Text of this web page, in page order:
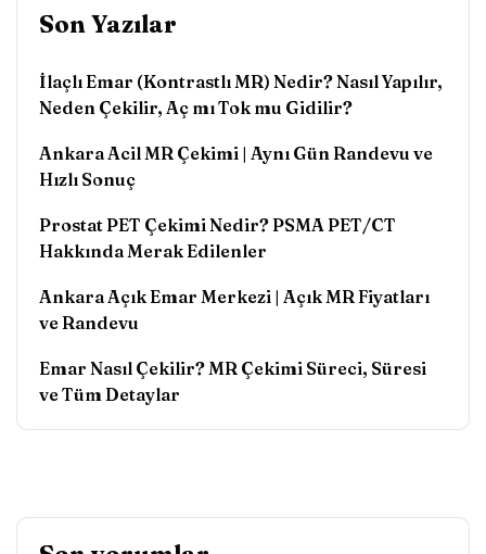
Son Yazılar
İlaçlı Emar (Kontrastlı MR) Nedir? Nasıl Yapılır,
Neden Çekilir, Aç mı Tok mu Gidilir?
Ankara Acil MR Çekimi | Aynı Gün Randevu ve
Hızlı Sonuç
Prostat PET Çekimi Nedir? PSMA PET/CT
Hakkında Merak Edilenler
Ankara Açık Emar Merkezi | Açık MR Fiyatları
ve Randevu
Emar Nasıl Çekilir? MR Çekimi Süreci, Süresi
ve Tüm Detaylar